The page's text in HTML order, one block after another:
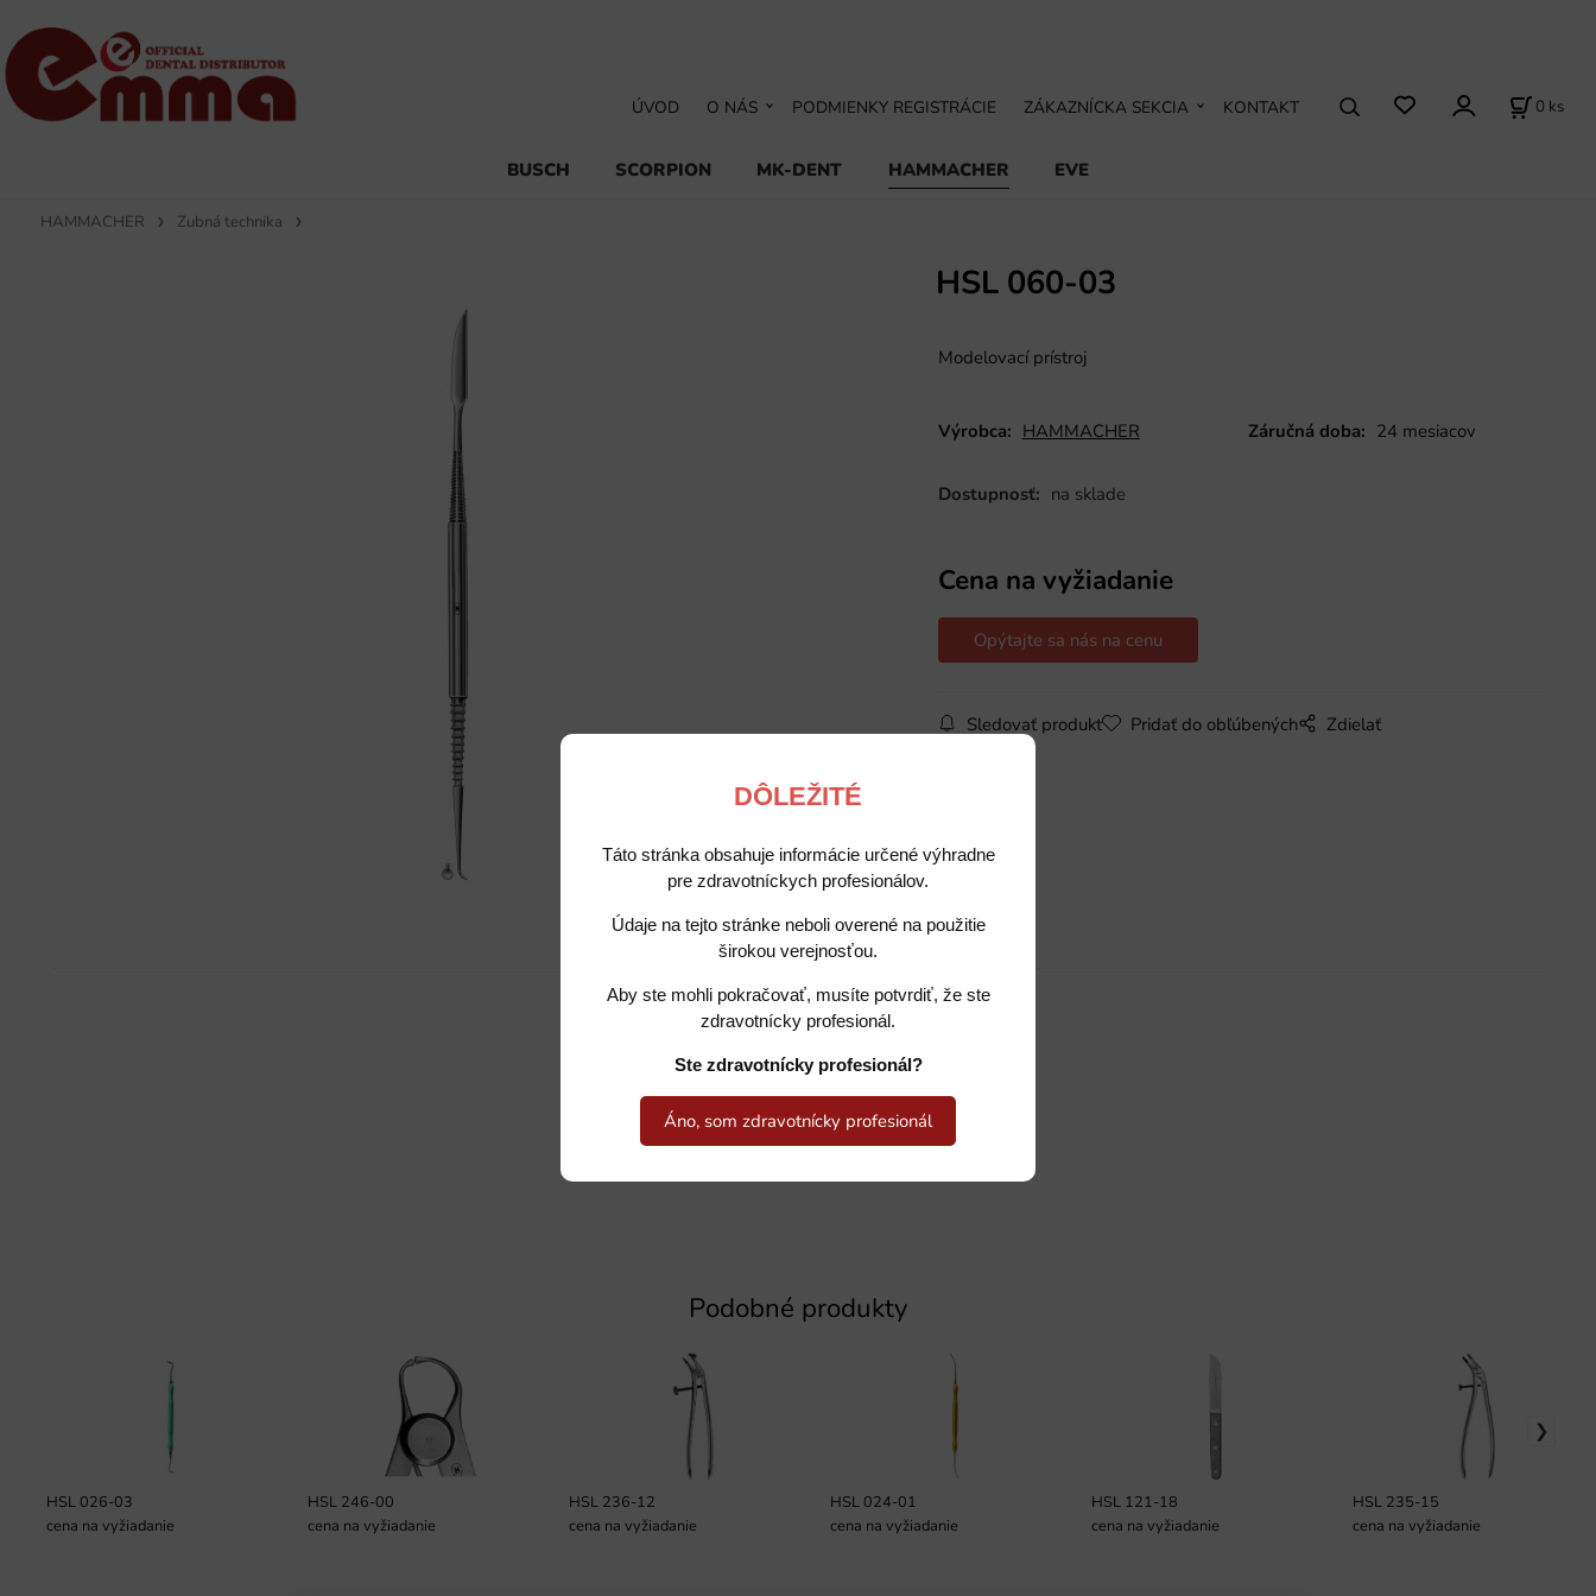
DÔLEŽITÉ
Táto stránka obsahuje informácie určené výhradne
pre zdravotníckych profesionálov.
Údaje na tejto stránke neboli overené na použitie
širokou verejnosťou.
Aby ste mohli pokračovať, musíte potvrdiť, že ste
zdravotnícky profesionál.
Ste zdravotnícky profesionál?
Áno, som zdravotnícky profesionál
BUSCH SCORPION MK-DENT HAMMACHER EVE
ÚVOD O NÁS PODMIENKY REGISTRÁCIE ZÁKAZNÍCKA SEKCIA KONTAKT 0 ks
HAMMACHER Zubná technika
HSL 060-03
Modelovací prístroj
Výrobca: HAMMACHER Záručná doba: 24 mesiacov
Dostupnosť: na sklade
Cena na vyžiadanie
Opýtajte sa nás na cenu
Sledovať produkt Pridať do obľúbených Zdielať
Popis Potrebujete poradiť?
Podobné produkty
HSL 026-03
cena na vyžiadanie
HSL 246-00
cena na vyžiadanie
HSL 236-12
cena na vyžiadanie
HSL 024-01
cena na vyžiadanie
HSL 121-18
cena na vyžiadanie
HSL 235-15
cena na vyžiadanie